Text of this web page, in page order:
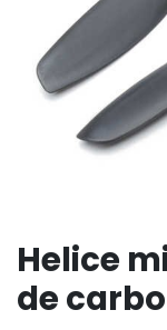
Helice
de